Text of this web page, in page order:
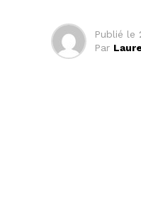
Publié le
Par